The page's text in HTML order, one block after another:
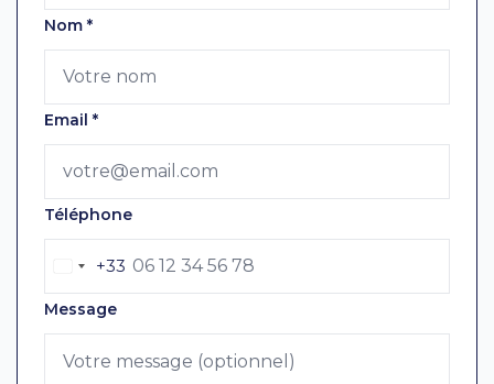
Nom *
Email *
Téléphone
+33
Message